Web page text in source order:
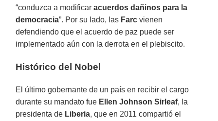
“conduzca a modificaracuerdos dañinos para la
democracia”. Por su lado, las Farc vienen
defendiendo que el acuerdo de paz puede ser
implementado aún con la derrota en el plebiscito.
Histórico del Nobel
El último gobernante de un país en recibir el cargo
durante su mandato fue Ellen Johnson Sirleaf, la
presidenta de Liberia, que en 2011 compartió el